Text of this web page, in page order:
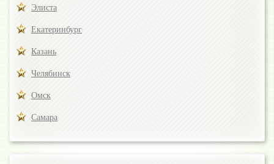
Элиста
Екатеринбург
Казань
Челябинск
Омск
Самара